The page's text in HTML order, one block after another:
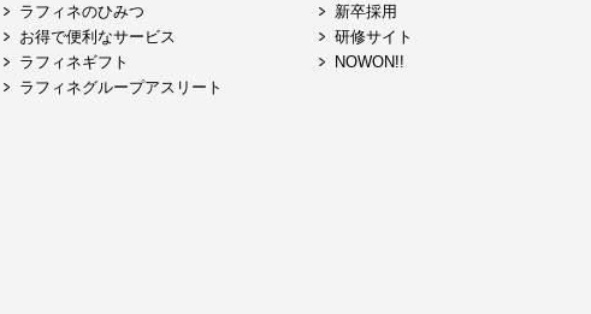
ラフィネのひみつ
お得で便利なサービス
ラフィネギフト
ラフィネグループアスリート
新卒採用
研修サイト
NOWON!!